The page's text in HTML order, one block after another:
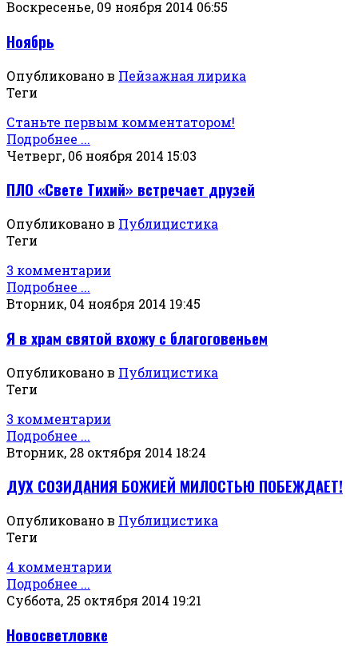
Воскресенье, 09 ноября 2014 06:55
Ноябрь
Опубликовано в Пейзажная лирика
Теги
Станьте первым комментатором!
Подробнее ...
Четверг, 06 ноября 2014 15:03
ПЛО «Свете Тихий» встречает друзей
Опубликовано в Публицистика
Теги
3 комментарии
Подробнее ...
Вторник, 04 ноября 2014 19:45
Я в храм святой вхожу с благоговеньем
Опубликовано в Публицистика
Теги
3 комментарии
Подробнее ...
Вторник, 28 октября 2014 18:24
ДУХ СОЗИДАНИЯ БОЖИЕЙ МИЛОСТЬЮ ПОБЕЖДАЕТ!
Опубликовано в Публицистика
Теги
4 комментарии
Подробнее ...
Суббота, 25 октября 2014 19:21
Новосветловке